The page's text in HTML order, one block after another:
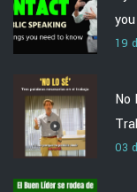
19
No
03